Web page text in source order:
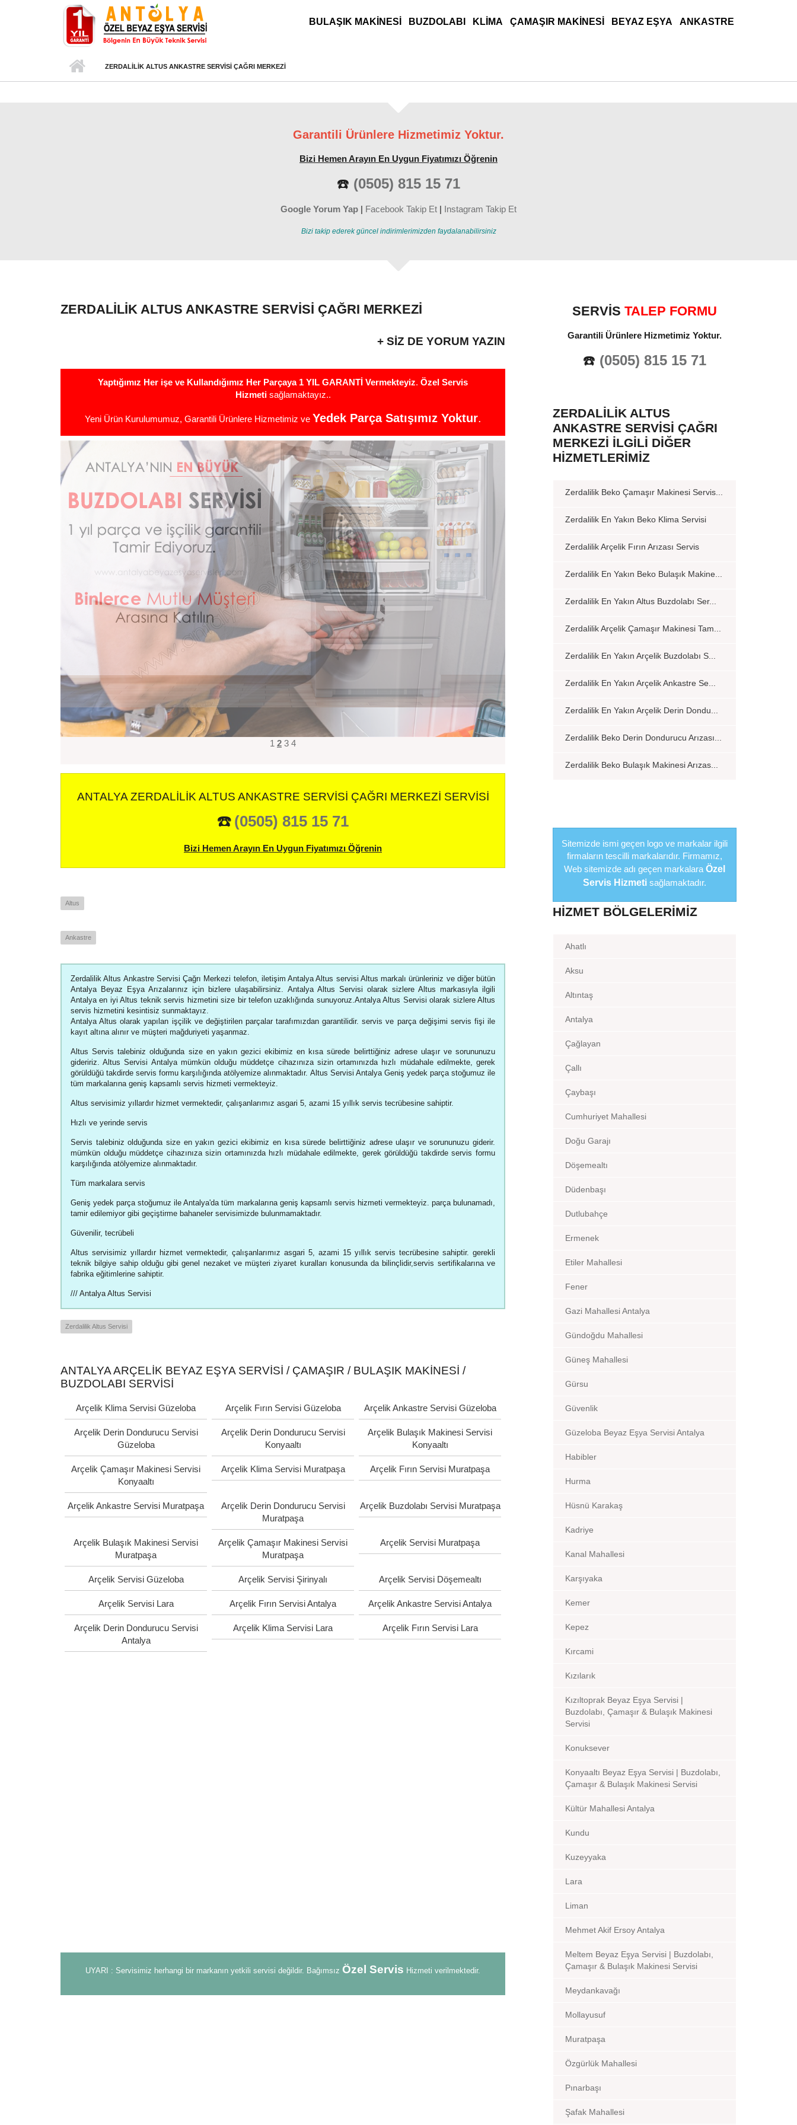
ANA MENÜ
BULAŞIK MAKINESI BUZDOLABI KLIMA ÇAMAŞIR MAKINESI BEYAZ EŞYA ANKASTRE
ZERDALILIK ALTUS ANKASTRE SERVISI ÇAĞRI MERKEZI
Garantili Ürünlere Hizmetimiz Yoktur.
Bizi Hemen Arayın En Uygun Fiyatımızı Öğrenin
☎️ (0505) 815 15 71
Google Yorum Yap | Facebook Takip Et | Instagram Takip Et
Bizi takip ederek güncel indirimlerimizden faydalanabilirsiniz
ZERDALILIK ALTUS ANKASTRE SERVISI ÇAĞRI MERKEZI
+ SIZ DE YORUM YAZIN
Yaptığımız Her işe ve Kullandığımız Her Parçaya 1 YIL GARANTİ Vermekteyiz. Özel Servis
Hizmetisağlamaktayız..
Yeni Ürün Kurulumumuz, Garantili Ürünlere Hizmetimiz ve Yedek Parça Satışımız Yoktur.
1 2 3 4
ANTALYA ZERDALILIK ALTUS ANKASTRE SERVISI ÇAĞRI MERKEZI SERVISI
☎️ (0505) 815 15 71
Bizi Hemen Arayın En Uygun Fiyatımızı Öğrenin
Altus
Ankastre
Zerdalilik Altus Ankastre Servisi Çağrı Merkezi telefon, iletişim Antalya Altus servisi Altus markalı ürünleriniz ve diğer bütün
Antalya Beyaz Eşya Arızalarınız için bizlere ulaşabilirsiniz. Antalya Altus Servisi olarak sizlere Altus markasıyla ilgili
Antalya en iyi Altus teknik servis hizmetini size bir telefon uzaklığında sunuyoruz.Antalya Altus Servisi olarak sizlere Altus
servis hizmetini kesintisiz sunmaktayız.
Antalya Altus olarak yapılan işçilik ve değiştirilen parçalar tarafımızdan garantilidir. servis ve parça değişimi servis fişi ile
kayıt altına alınır ve müşteri mağduriyeti yaşanmaz.
Altus Servis talebiniz olduğunda size en yakın gezici ekibimiz en kısa sürede belirttiğiniz adrese ulaşır ve sorununuzu
gideririz. Altus Servisi Antalya mümkün olduğu müddetçe cihazınıza sizin ortamınızda hızlı müdahale edilmekte, gerek
görüldüğü takdirde servis formu karşılığında atölyemize alınmaktadır. Altus Servisi Antalya Geniş yedek parça stoğumuz ile
tüm markalarına geniş kapsamlı servis hizmeti vermekteyiz.
Altus servisimiz yıllardır hizmet vermektedir, çalışanlarımız asgari 5, azami 15 yıllık servis tecrübesine sahiptir.
Hızlı ve yerinde servis
Servis talebiniz olduğunda size en yakın gezici ekibimiz en kısa sürede belirttiğiniz adrese ulaşır ve sorununuzu giderir.
mümkün olduğu müddetçe cihazınıza sizin ortamınızda hızlı müdahale edilmekte, gerek görüldüğü takdirde servis formu
karşılığında atölyemize alınmaktadır.
Tüm markalara servis
Geniş yedek parça stoğumuz ile Antalya'da tüm markalarına geniş kapsamlı servis hizmeti vermekteyiz. parça bulunamadı,
tamir edilemiyor gibi geçiştirme bahaneler servisimizde bulunmamaktadır.
Güvenilir, tecrübeli
Altus servisimiz yıllardır hizmet vermektedir, çalışanlarımız asgari 5, azami 15 yıllık servis tecrübesine sahiptir. gerekli
teknik bilgiye sahip olduğu gibi genel nezaket ve müşteri ziyaret kuralları konusunda da bilinçlidir,servis sertifikalarına ve
fabrika eğitimlerine sahiptir.
/// Antalya Altus Servisi
Zerdalilik Altus Servisi
ANTALYA ARÇELIK BEYAZ EŞYA SERVISI / ÇAMAŞIR / BULAŞIK MAKINESI /
BUZDOLABI SERVISI
Arçelik Klima Servisi Güzeloba Arçelik Fırın Servisi Güzeloba Arçelik Ankastre Servisi Güzeloba
Arçelik Derin Dondurucu Servisi
Güzeloba
Arçelik Derin Dondurucu Servisi
Konyaaltı
Arçelik Bulaşık Makinesi Servisi
Konyaaltı
Arçelik Çamaşır Makinesi Servisi
Konyaaltı
Arçelik Klima Servisi Muratpaşa Arçelik Fırın Servisi Muratpaşa
Arçelik Ankastre Servisi Muratpaşa
Arçelik Derin Dondurucu Servisi
Muratpaşa
Arçelik Buzdolabı Servisi Muratpaşa
Arçelik Bulaşık Makinesi Servisi
Muratpaşa
Arçelik Çamaşır Makinesi Servisi
Muratpaşa
Arçelik Servisi Muratpaşa
Arçelik Servisi Güzeloba Arçelik Servisi Şirinyalı Arçelik Servisi Döşemealtı
Arçelik Servisi Lara Arçelik Fırın Servisi Antalya Arçelik Ankastre Servisi Antalya
Arçelik Derin Dondurucu Servisi
Antalya
Arçelik Klima Servisi Lara Arçelik Fırın Servisi Lara
UYARI : Servisimiz herhangi bir markanın yetkili servisi değildir. Bağımsız Özel Servis Hizmeti verilmektedir.
SERVİS TALEP FORMU
Garantili Ürünlere Hizmetimiz Yoktur.
☎️ (0505) 815 15 71
ZERDALILIK ALTUS
ANKASTRE SERVISI ÇAĞRI
MERKEZI İLGILI DIĞER
HIZMETLERIMIZ
Zerdalilik Beko Çamaşır Makinesi Servis...
Zerdalilik En Yakın Beko Klima Servisi
Zerdalilik Arçelik Fırın Arızası Servis
Zerdalilik En Yakın Beko Bulaşık Makine...
Zerdalilik En Yakın Altus Buzdolabı Ser...
Zerdalilik Arçelik Çamaşır Makinesi Tam...
Zerdalilik En Yakın Arçelik Buzdolabı S...
Zerdalilik En Yakın Arçelik Ankastre Se...
Zerdalilik En Yakın Arçelik Derin Dondu...
Zerdalilik Beko Derin Dondurucu Arızası...
Zerdalilik Beko Bulaşık Makinesi Arızas...
Sitemizde ismi geçen logo ve markalar ilgili
firmaların tescilli markalarıdır. Firmamız,
Web sitemizde adı geçen markalara Özel
Servis Hizmeti sağlamaktadır.
HIZMET BÖLGELERIMIZ
Ahatlı
Aksu
Altıntaş
Antalya
Çağlayan
Çallı
Çaybaşı
Cumhuriyet Mahallesi
Doğu Garajı
Döşemealtı
Düdenbaşı
Dutlubahçe
Ermenek
Etiler Mahallesi
Fener
Gazi Mahallesi Antalya
Gündoğdu Mahallesi
Güneş Mahallesi
Gürsu
Güvenlik
Güzeloba Beyaz Eşya Servisi Antalya
Habibler
Hurma
Hüsnü Karakaş
Kadriye
Kanal Mahallesi
Karşıyaka
Kemer
Kepez
Kırcami
Kızılarık
Kızıltoprak Beyaz Eşya Servisi |
Buzdolabı, Çamaşır & Bulaşık Makinesi
Servisi
Konuksever
Konyaaltı Beyaz Eşya Servisi | Buzdolabı,
Çamaşır & Bulaşık Makinesi Servisi
Kültür Mahallesi Antalya
Kundu
Kuzeyyaka
Lara
Liman
Mehmet Akif Ersoy Antalya
Meltem Beyaz Eşya Servisi | Buzdolabı,
Çamaşır & Bulaşık Makinesi Servisi
Meydankavağı
Mollayusuf
Muratpaşa
Özgürlük Mahallesi
Pınarbaşı
Şafak Mahallesi